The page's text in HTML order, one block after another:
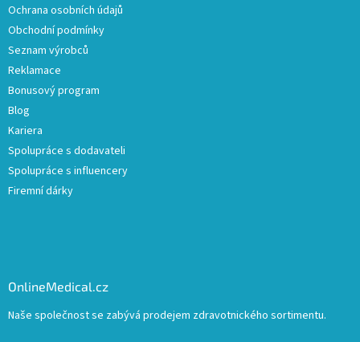
Ochrana osobních údajů
Obchodní podmínky
Seznam výrobců
Reklamace
Bonusový program
Blog
Kariera
Spolupráce s dodavateli
Spolupráce s influencery
Firemní dárky
OnlineMedical.cz
Naše společnost se zabývá prodejem zdravotnického sortimentu.